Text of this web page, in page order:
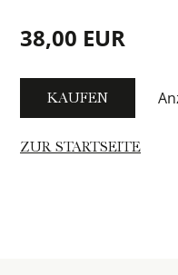
38,00 EUR
ZUR STARTSEITE